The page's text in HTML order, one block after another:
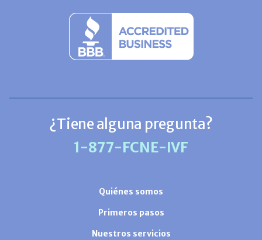
¿Tiene alguna pregunta?
1-877-FCNE-IVF
Quiénes somos
Primeros pasos
Nuestros servicios